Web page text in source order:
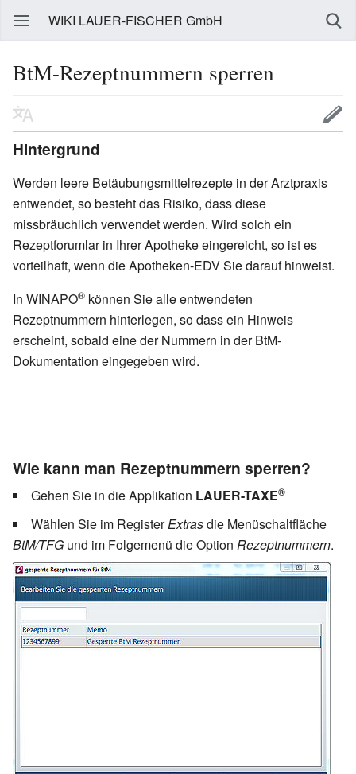
WIKI LAUER-FISCHER GmbH
BtM-Rezeptnummern sperren
Hintergrund
Werden leere Betäubungsmittelrezepte in der Arztpraxis
entwendet, so besteht das Risiko, dass diese
missbräuchlich verwendet werden. Wird solch ein
Rezeptforumlar in Ihrer Apotheke eingereicht, so ist es
vorteilhaft, wenn die Apotheken-EDV Sie darauf hinweist.
In WINAPO® können Sie alle entwendeten
Rezeptnummern hinterlegen, so dass ein Hinweis
erscheint, sobald eine der Nummern in der BtM-
Dokumentation eingegeben wird.
Wie kann man Rezeptnummern sperren?
Gehen Sie in die Applikation LAUER-TAXE®
Wählen Sie im RegisterExtrasdie Menüschaltfläche
BtM/TFG und im Folgemenü die Option Rezeptnummern.